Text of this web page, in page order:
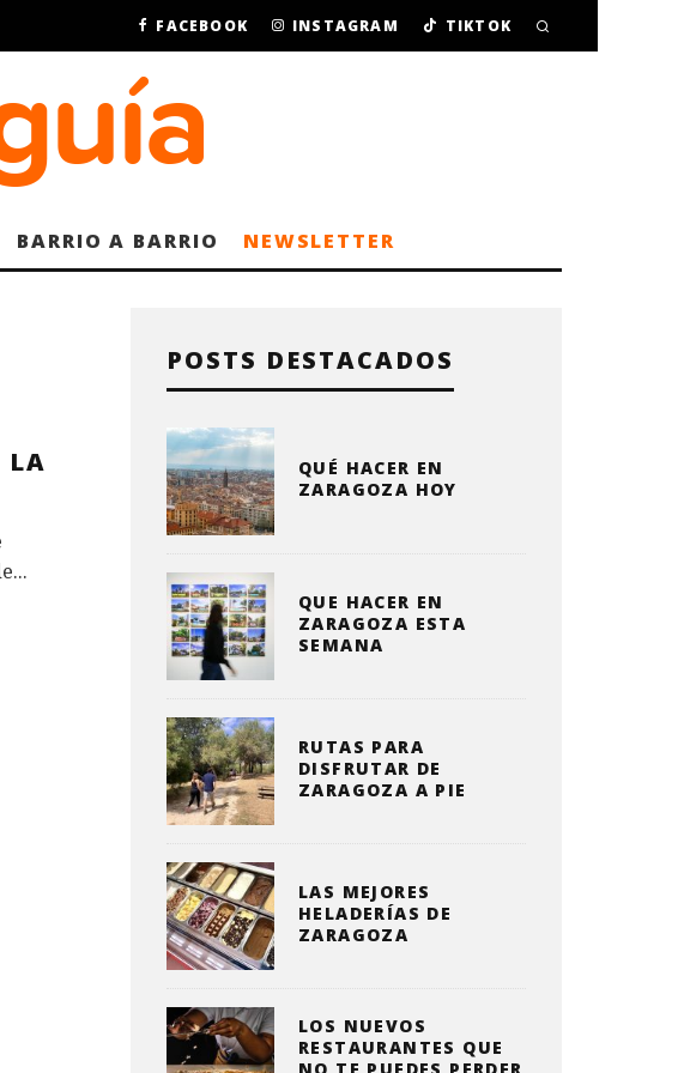
FACEBOOK INSTAGRAM TIKTOK
BARRIO A BARRIO NEWSLETTER
LA
...
POSTS DESTACADOS
QUÉ HACER EN
ZARAGOZA HOY
QUE HACER EN
ZARAGOZA ESTA
SEMANA
RUTAS PARA
DISFRUTAR DE
ZARAGOZA A PIE
LAS MEJORES
HELADERÍAS DE
ZARAGOZA
LOS NUEVOS
RESTAURANTES QUE
NO TE PUEDES PERDER